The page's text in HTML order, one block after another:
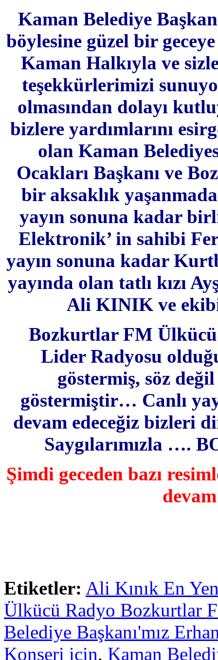
Kaman Belediye
böylesine güzel bir
Kaman Halkıyla ve
teşekkürlerimizi
olmasından dolayı
bizlere yardımlarını
olan Kaman
Ocakları Başkanı ve
bir aksaklık
yayın sonuna kadar
Elektronik’ in sahibi
yayın sonuna kadar
yayında olan tatlı kızı
Ali KINIK ve
Bozkurtlar FM
Lider Radyosu
göstermiş, söz
göstermiştir… Canlı
devam edeceğiz bizleri
Saygılarımızla ….
Şimdi geceden bazı
Etiketler: Ali Kınık En
Ülkücü Radyo Bozkurtlar
Belediye Başkanı'mız
Konseri için, Kaman